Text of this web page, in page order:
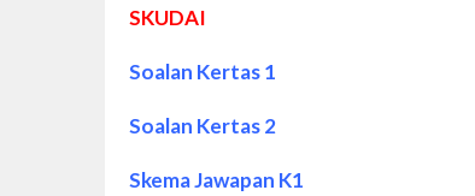
SKUDAI
Soalan Kertas 1
Soalan Kertas 2
Skema Jawapan K1